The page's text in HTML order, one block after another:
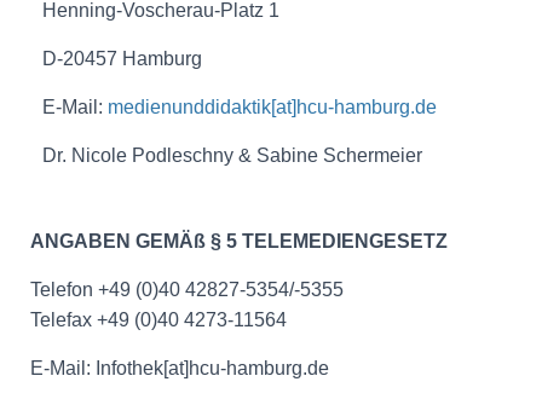
Henning-Voscherau-Platz 1
D-20457 Hamburg
E-Mail: medienunddidaktik[at]hcu-hamburg.de
Dr. Nicole Podleschny & Sabine Schermeier
ANGABEN GEMÄß § 5 TELEMEDIENGESETZ
Telefon +49 (0)40 42827-5354/-5355
Telefax +49 (0)40 4273-11564
E-Mail: Infothek[at]hcu-hamburg.de